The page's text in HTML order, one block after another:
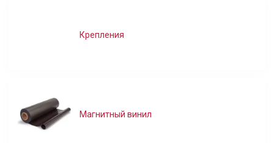
Крепления
Магнитный винил